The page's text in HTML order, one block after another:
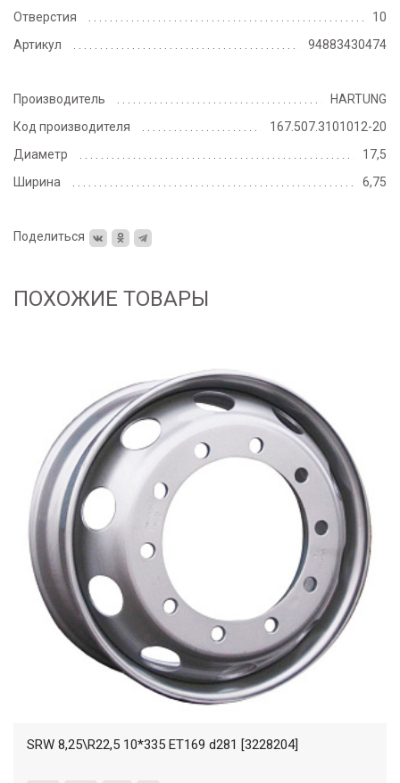
Отверстия
10
Артикул
94883430474
Производитель
HARTUNG
Код производителя
167.507.3101012-20
Диаметр
17,5
Ширина
6,75
Поделиться
ПОХОЖИЕ ТОВАРЫ
SRW 8,25\R22,5 10*335 ET169 d281 [3228204]